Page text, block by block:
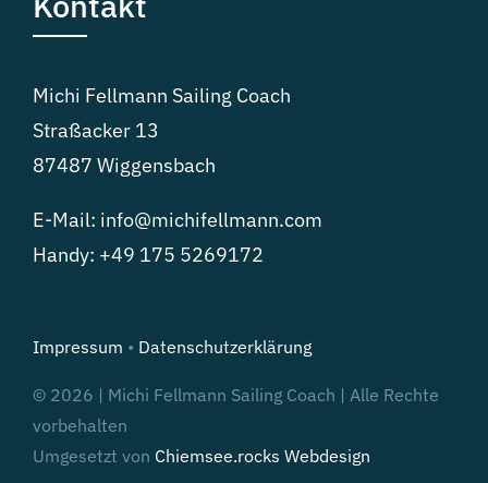
Michi Fellmann Sailing Coach
Straßacker 13
87487 Wiggensbach
E-Mail: info@michifellmann.com
Handy: +49 175 5269172
Impressum • Datenschutzerklärung
© 2026 | Michi Fellmann Sailing Coach | Alle Rechte
vorbehalten
Umgesetzt von Chiemsee.rocks Webdesign